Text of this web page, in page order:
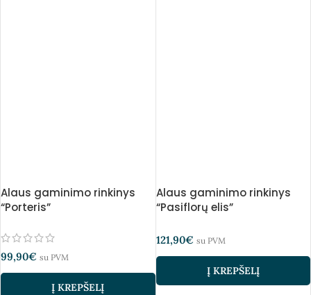
Alaus gaminimo rinkinys
“Porteris”
99,90€ su PVM
Į KREPŠELĮ
Alaus gaminimo rinkinys
“Pasiflorų elis”
121,90€ su PVM
Į KREPŠELĮ